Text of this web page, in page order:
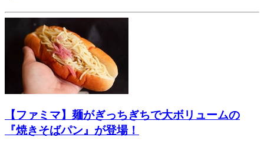
【ファミマ】麺がぎっちぎちで大ボリュームの
『焼きそばパン』が登場！